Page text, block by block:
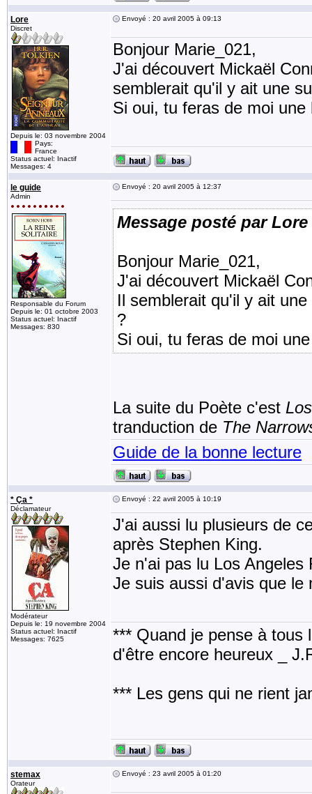
Lore
Discret
Depuis le: 03 novembre 2004
Pays:
France
Status actuel: Inactif
Messages: 4
Envoyé : 20 avril 2005 à 09:13
Bonjour Marie_021,
J'ai découvert Mickaël
semblerait qu'il y ait une
Si oui, tu feras de moi
le guide
Admin
Responsable du Forum
Depuis le: 01 octobre 2003
Status actuel: Inactif
Messages: 830
Envoyé : 20 avril 2005 à 12:37
Message posté par Lore
Bonjour Marie_021,
J'ai découvert Mickaël
Il semblerait qu'il y ait
?
Si oui, tu feras de moi
La suite du Poète c'est
tranduction de The
Guide de la bonne lecture
* Ça *
Déclamateur
Modérateur
Depuis le: 19 novembre 2004
Status actuel: Inactif
Messages: 7625
Envoyé : 22 avril 2005 à 10:19
J'ai aussi lu plusieurs de
après Stephen King.
Je n'ai pas lu Los
Je suis aussi d'avis que le
*** Quand je pense à tous
d'être encore heureux _
*** Les gens qui ne rient
stemax
Orateur
Envoyé : 23 avril 2005 à 01:20